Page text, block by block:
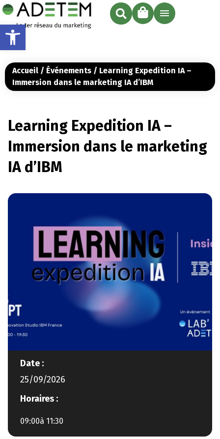
Ouvrir la barre d’outils
Accueil / Événements / Learning Expedition IA –
Immersion dans le marketing IA d’IBM
Learning Expedition IA –
Immersion dans le marketing
IA d’IBM
Date :
25/09/2026
Horaires :
09:00à 11:30